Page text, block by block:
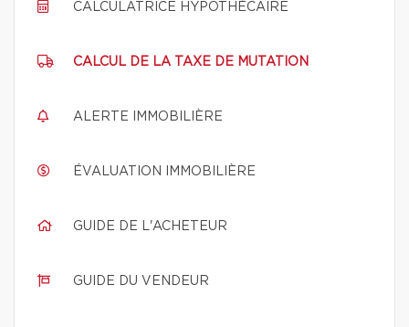
CALCULATRICE HYPOTHÉCAIRE
CALCUL DE LA TAXE DE MUTATION
ALERTE IMMOBILIÈRE
ÉVALUATION IMMOBILIÈRE
GUIDE DE L'ACHETEUR
GUIDE DU VENDEUR